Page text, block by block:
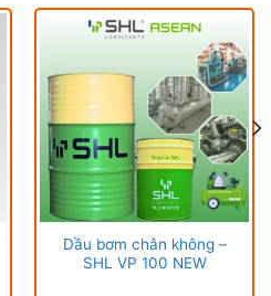
Dầu bơm chân không –
SHL VP 100 NEW